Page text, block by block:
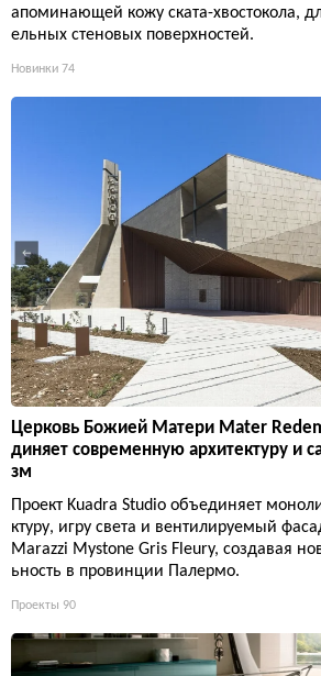
апоминающей кожу ската-хвостокола,
ельных стеновых поверхностей.
Новинки 74
Церковь Божией Матери Mater
диняет современную архитектуру и
зм
Проект Kuadra Studio объединяет
ктуру, игру света и вентилируемый
Marazzi Mystone Gris Fleury, создавая
ьность в провинции Палермо.
Проекты 90